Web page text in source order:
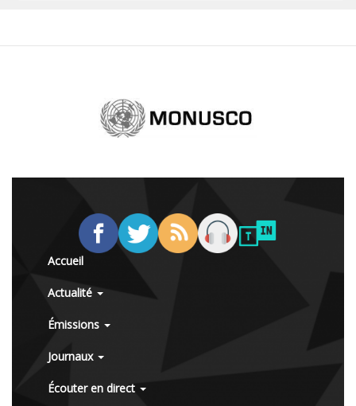
Accueil
Actualité
Émissions
Journaux
Écouter en direct